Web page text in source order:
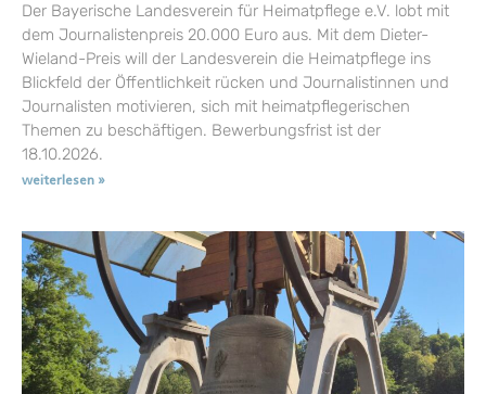
Der Bayerische Landesverein für Heimatpflege e.V. lobt mit
dem Journalistenpreis 20.000 Euro aus. Mit dem Dieter-
Wieland-Preis will der Landesverein die Heimatpflege ins
Blickfeld der Öffentlichkeit rücken und Journalistinnen und
Journalisten motivieren, sich mit heimatpflegerischen
Themen zu beschäftigen. Bewerbungsfrist ist der
18.10.2026.
weiterlesen »